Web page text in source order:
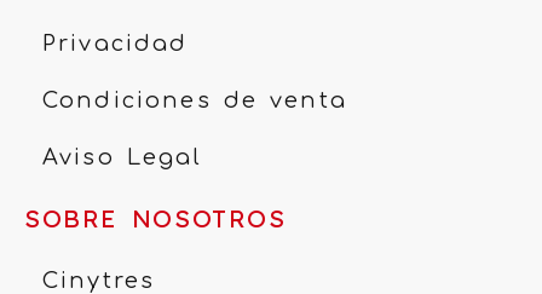
Privacidad
Condiciones de venta
Aviso Legal
SOBRE NOSOTROS
Cinytres